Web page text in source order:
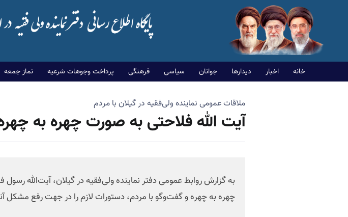
خانه اخبار دیدارها جوانان سیاسی فرهنگی پرداخت وجوهات شرعیه نماز جمعه
ملاقات عمومی نماینده ولی‌فقیه در گیلان با مردم
آیت الله فلاحتی به صورت چهره به
به گزارش روابط عمومی دفتر نماینده ولی‌فقیه در گیلان، آیت‌الله
چهره به چهره و گفت‌وگو با مردم، دستورات لازم را در جهت رفع مشکل